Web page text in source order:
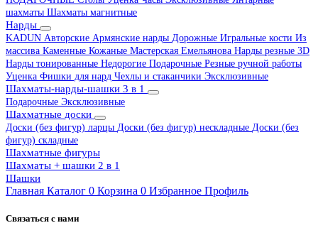
шахматы Шахматы магнитные
Нарды
KADUN Авторские Армянские нарды Дорожные Игральные кости Из
массива Каменные Кожаные Мастерская Емельянова Нарды резные 3D
Нарды тонированные Недорогие Подарочные Резные ручной работы
Уценка Фишки для нард Чехлы и стаканчики Эксклюзивные
Шахматы-нарды-шашки 3 в 1
Подарочные Эксклюзивные
Шахматные доски
Доски (без фигур) ларцы Доски (без фигур) нескладные Доски (без
фигур) складные
Шахматные фигуры
Шахматы + шашки 2 в 1
Шашки
Главная Каталог 0 Корзина 0 Избранное Профиль
Связаться с нами